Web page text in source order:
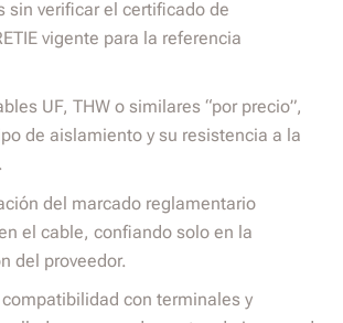
sin verificar el certificado de
vigente para la referencia
UF, THW o similares “por precio”,
de aislamiento y su resistencia a la
del marcado reglamentario
el cable, confiando solo en la
del proveedor.
con terminales y